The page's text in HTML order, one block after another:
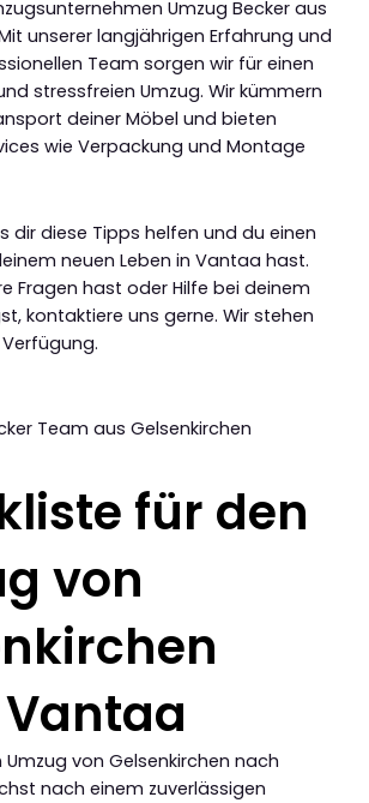
Umzug Becker aus
unserer langjährigen Erfahrung und
Team sorgen wir für einen
stressfreien Umzug. Wir kümmern
deiner Möbel und bieten
wie Verpackung und Montage
dir diese Tipps helfen und du einen
neuen Leben in Vantaa hast.
Fragen hast oder Hilfe bei deinem
kontaktiere uns gerne. Wir stehen
Team aus Gelsenkirchen
für den
von
von Gelsenkirchen nach
nach einem zuverlässigen